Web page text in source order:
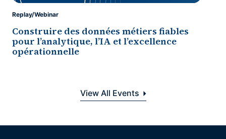
Replay/Webinar
Construire des données métiers fiables
pour l’analytique, l’IA et l’excellence
opérationnelle
View All Events